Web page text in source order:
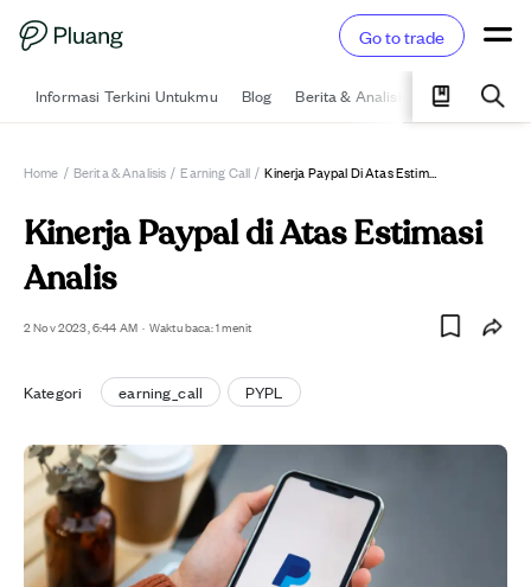
Go to trade
Informasi Terkini Untukmu Blog Berita & Analisis Pelajari
Home / Berita & Analisis / Earning Call / Kinerja Paypal Di Atas Estimasi Analis
Kinerja Paypal di Atas Estimasi
Analis
2 Nov 2023, 6:44 AM · Waktu baca: 1 menit
Kategori earning_call PYPL